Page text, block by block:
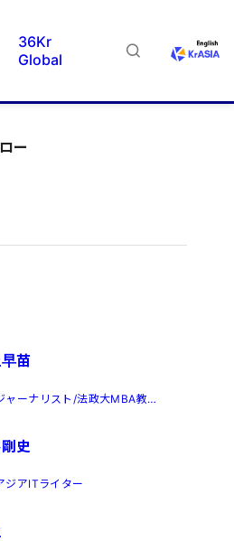
36Kr
Global
ー
苗
ャーナリスト/法政大MBA教
史
ジアITライター